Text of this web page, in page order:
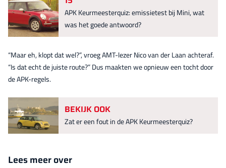
APK Keurmeesterquiz: emissietest bij Mini, wat
was het goede antwoord?
“Maar eh, klopt dat wel?”, vroeg AMT-lezer Nico van der Laan achteraf.
“Is dat echt de juiste route?” Dus maakten we opnieuw een tocht door
de APK-regels.
BEKIJK OOK
Zat er een fout in de APK Keurmeesterquiz?
Lees meer over